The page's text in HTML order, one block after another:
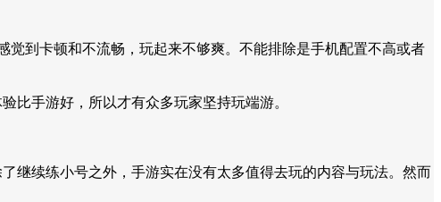
到卡顿和不流畅，玩起来不够爽。不能排除是手机配置不高或者
比手游好，所以才有众多玩家坚持玩端游。
继续练小号之外，手游实在没有太多值得去玩的内容与玩法。然而